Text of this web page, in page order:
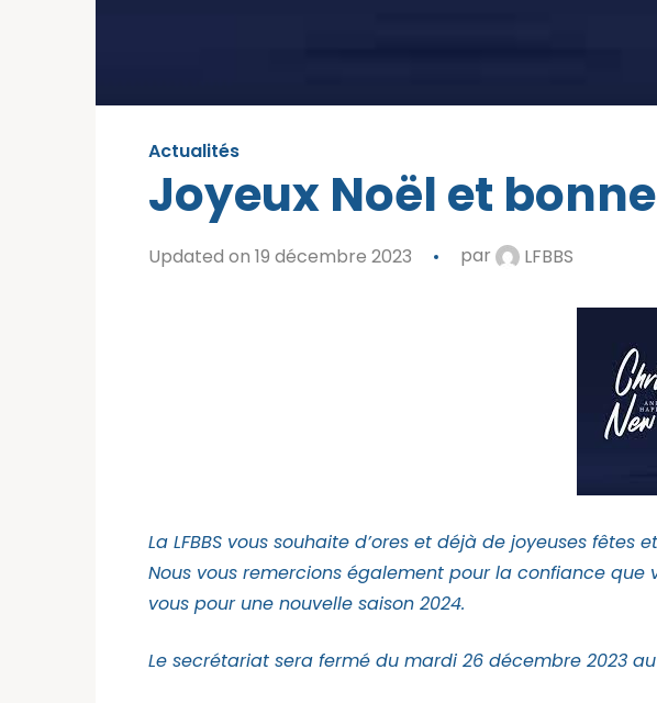
Actualités
Joyeux Noël et
Updated on 19 décembre 2023 par LFBBS
La LFBBS vous souhaite d’ores et déjà de joyeuses
Nous vous remercions également pour la confiance
vous pour une nouvelle saison 2024.
Le secrétariat sera fermé du mardi 26 décembre 2023